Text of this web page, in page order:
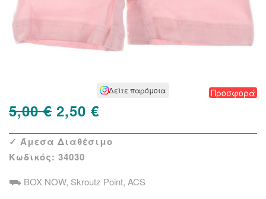
Προσφορά
Δείτε παρόμοια
5,00€ Original
price
was:
2,50 €
τρέχουσα
τιμή
2,50 €.
✓ Άμεσα Διαθέσιμο
Κωδικός: 34030
⛟ BOX NOW, Skroutz Point, ACS